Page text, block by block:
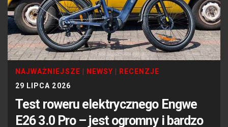
NAJWAŻNIEJSZE NEWSY
RECENZJE
29 LIPCA 2026
Test roweru elektrycznego Engwe
E26 3.0 Pro – jest ogromny i bardzo